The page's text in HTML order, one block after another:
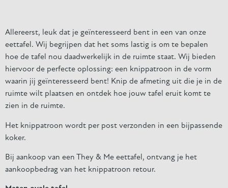
Allereerst, leuk dat je geïnteresseerd bent in een van onze
eettafel. Wij begrijpen dat het soms lastig is om te bepalen
hoe de tafel nou daadwerkelijk in de ruimte staat. Wij bieden
hiervoor de perfecte oplossing: een knippatroon in de vorm
waarin jij geïnteresseerd bent! Knip de afmeting uit die je in de
ruimte wilt plaatsen en ontdek hoe jouw tafel eruit komt te
zien in de ruimte.
Het knippatroon wordt per post verzonden in een bijpassende
koker.
Bij aankoop van een They & Me eettafel, ontvang je het
aankoopbedrag van het knippatroon retour.